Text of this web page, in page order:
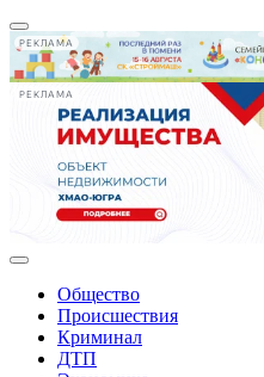
РЕКЛАМА
РЕКЛАМА
Общество
Происшествия
Криминал
ДТП